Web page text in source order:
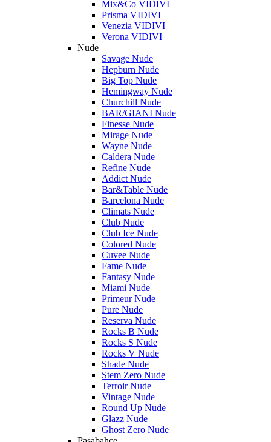
Mix&Co VIDIVI
Prisma VIDIVI
Venezia VIDIVI
Verona VIDIVI
Nude
Savage Nude
Hepburn Nude
Big Top Nude
Hemingway Nude
Churchill Nude
BAR/GIANI Nude
Finesse Nude
Mirage Nude
Wayne Nude
Caldera Nude
Refine Nude
Addict Nude
Bar&Table Nude
Barcelona Nude
Climats Nude
Club Nude
Club Ice Nude
Colored Nude
Cuvee Nude
Fame Nude
Fantasy Nude
Miami Nude
Primeur Nude
Pure Nude
Reserva Nude
Rocks B Nude
Rocks S Nude
Rocks V Nude
Shade Nude
Stem Zero Nude
Terroir Nude
Vintage Nude
Round Up Nude
Glazz Nude
Ghost Zero Nude